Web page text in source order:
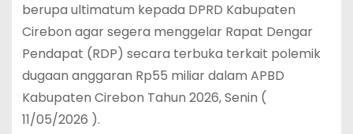
berupa ultimatum kepada DPRD Kabupaten
Cirebon agar segera menggelar Rapat Dengar
Pendapat (RDP) secara terbuka terkait polemik
dugaan anggaran Rp55 miliar dalam APBD
Kabupaten Cirebon Tahun 2026, Senin (
11/05/2026 ).